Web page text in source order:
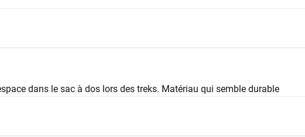
dans le sac à dos lors des treks. Matériau qui semble durable